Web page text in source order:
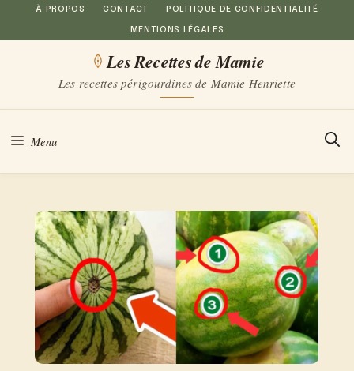
Aller
au
À PROPOS CONTACT POLITIQUE DE CONFIDENTIALITÉ
MENTIONS LÉGALES
Les Recettes de Mamie
Les recettes périgourdines de Mamie Henriette
Menu